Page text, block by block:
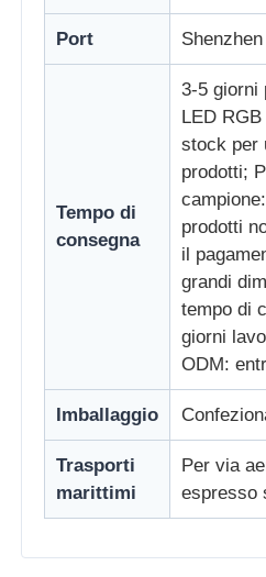
Port Shenzhen
Tempo di
consegna
3-5 giorni
LED
stock per
prodotti;
prodotti
il
grandi
tempo di
giorni
ODM:
Imballaggio
Trasporti
marittimi
Per via
espresso